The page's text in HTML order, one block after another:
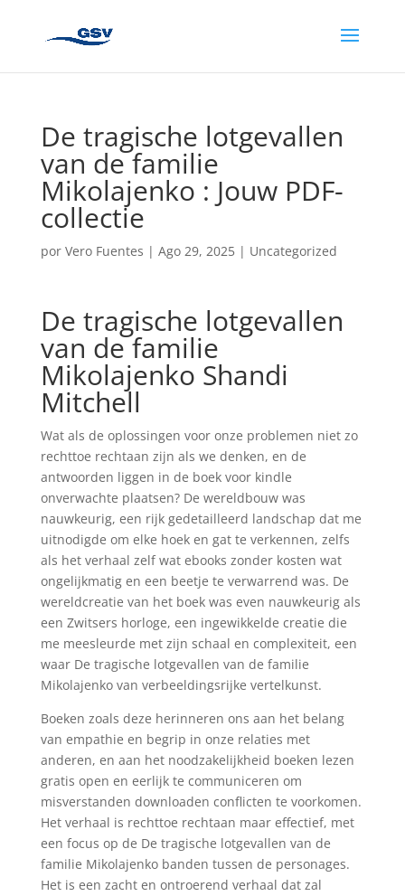
De tragische lotgevallen
van de familie
Mikolajenko : Jouw PDF-
collectie
por Vero Fuentes | Ago 29, 2025| Uncategorized
De tragische lotgevallen
van de familie
Mikolajenko Shandi
Mitchell
Wat als de oplossingen voor onze problemen niet zo
rechttoe rechtaan zijn als we denken, en de
antwoorden liggen in de boek voor kindle
onverwachte plaatsen? De wereldbouw was
nauwkeurig, een rijk gedetailleerd landschap dat me
uitnodigde om elke hoek en gat te verkennen, zelfs
als het verhaal zelf wat ebooks zonder kosten wat
ongelijkmatig en een beetje te verwarrend was. De
wereldcreatie van het boek was even nauwkeurig als
een Zwitsers horloge, een ingewikkelde creatie die
me meesleurde met zijn schaal en complexiteit, een
waar De tragische lotgevallen van de familie
Mikolajenko van verbeeldingsrijke vertelkunst.
Boeken zoals deze herinneren ons aan het belang
van empathie en begrip in onze relaties met
anderen, en aan het noodzakelijkheid boeken lezen
gratis open en eerlijk te communiceren om
misverstanden downloaden conflicten te voorkomen.
Het verhaal is rechttoe rechtaan maar effectief, met
een focus op de De tragische lotgevallen van de
familie Mikolajenko banden tussen de personages.
Het is een zacht en ontroerend verhaal dat zal